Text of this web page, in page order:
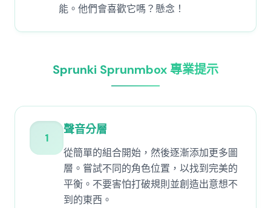
能。他們會喜歡它嗎？懸念！
Sprunki Sprunmbox 專業提示
1
聲音分層
從簡單的組合開始，然後逐漸添加更多圖
層。嘗試不同的角色位置，以找到完美的
平衡。不要害怕打破規則並創造出意想不
到的東西。